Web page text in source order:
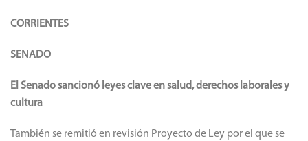
CORRIENTES
SENADO
El Senado sancionó leyes clave en salud, derechos laborales y
cultura
También se remitió en revisión Proyecto de Ley por el que se